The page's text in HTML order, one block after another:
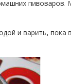
и варить, пока